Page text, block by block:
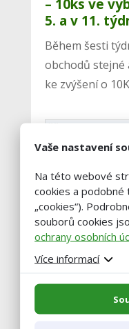
– 10ks ve
5. a v 11.
Během šesti
obchodů stejné
ke zvýšení o
Vaše nastavení
Na této webové
cookies a podobné
„cookies“).
souborů cookies
ochrany osobních
Více informací